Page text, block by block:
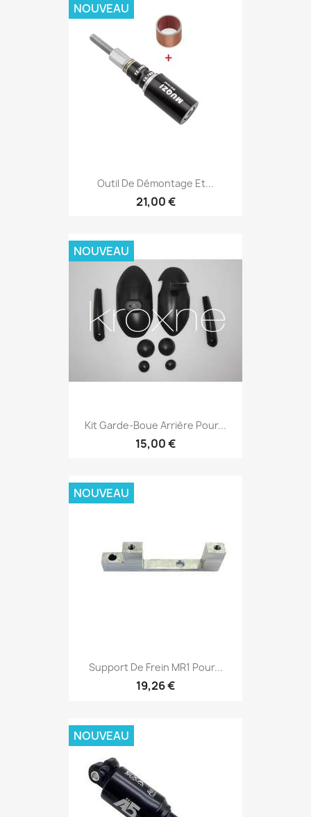
Outil De Démontage Et...
21,00 €
NOUVEAU
Kit Garde-Boue Arrière Pour...
15,00 €
NOUVEAU
Support De Frein MR1 Pour...
19,26 €
NOUVEAU
NOUVEAU